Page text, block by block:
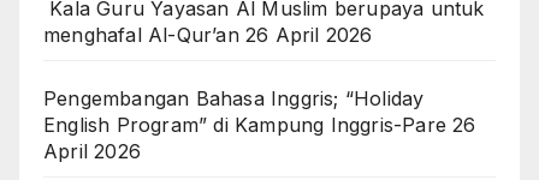
Kala Guru Yayasan Al Muslim berupaya untuk
menghafal Al-Qur’an 26 April 2026
Pengembangan Bahasa Inggris; “Holiday
English Program” di Kampung Inggris-Pare 26
April 2026